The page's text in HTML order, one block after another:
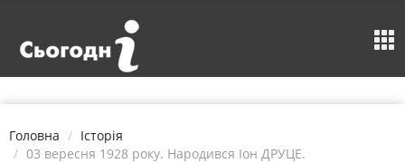
Головна
Історія
03 вересня 1928 року. Народився Іон ДРУЦЕ.